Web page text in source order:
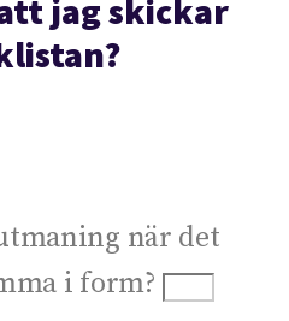
jag skickar
när det
i form?